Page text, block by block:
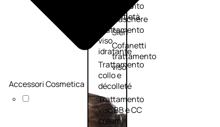
Trattamento
viso antietà
Trattamento
viso
idratante
Trattamento
collo e
décolleté
Trattamento
viso BB e CC
cream
Scrub
Maschere
Sieri
Cofanetti
trattamento
viso
Accessori Cosmetica